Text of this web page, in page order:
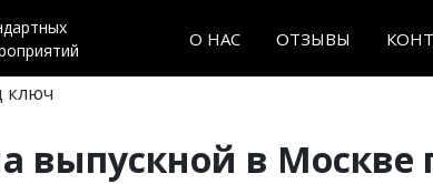
О НАС ОТЗЫВЫ
ключ
выпускной в Москве